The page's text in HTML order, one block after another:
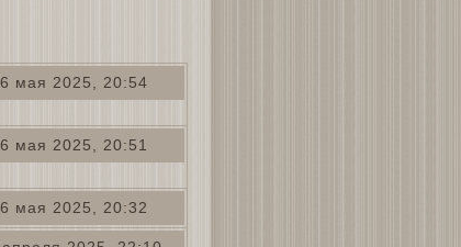
мая 2025, 20:54
мая 2025, 20:51
мая 2025, 20:32